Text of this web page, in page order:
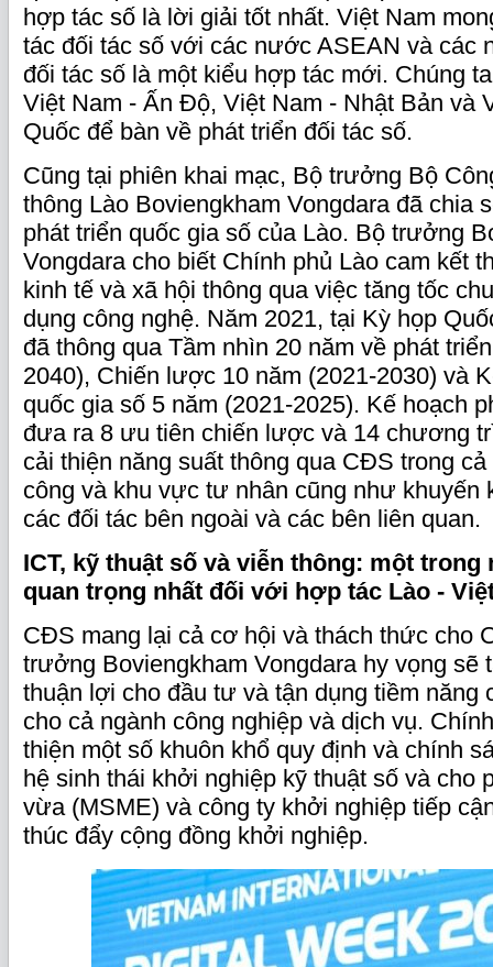
hợp tác số là lời giải tốt nhất. Việt Nam
tác đối tác số với các nước ASEAN và các
đối tác số là một kiểu hợp tác mới. Chúng
Việt Nam - Ấn Độ, Việt Nam - Nhật Bản và
Quốc để bàn về phát triển đối tác số.
Cũng tại phiên khai mạc, Bộ trưởng Bộ
thông Lào Boviengkham Vongdara đã chia
phát triển quốc gia số của Lào. Bộ trưởng
Vongdara cho biết Chính phủ Lào cam kết
kinh tế và xã hội thông qua việc tăng tốc
dụng công nghệ. Năm 2021, tại Kỳ họp
đã thông qua Tầm nhìn 20 năm về phát
2040), Chiến lược 10 năm (2021-2030) và
quốc gia số 5 năm (2021-2025). Kế hoạch
đưa ra 8 ưu tiên chiến lược và 14 chương
cải thiện năng suất thông qua CĐS trong
công và khu vực tư nhân cũng như khuyến
các đối tác bên ngoài và các bên liên quan.
ICT, kỹ thuật số và viễn thông: một
quan trọng nhất đối với hợp tác Lào -
CĐS mang lại cả cơ hội và thách thức cho
trưởng Boviengkham Vongdara hy vọng sẽ
thuận lợi cho đầu tư và tận dụng tiềm năng
cho cả ngành công nghiệp và dịch vụ.
thiện một số khuôn khổ quy định và chính
hệ sinh thái khởi nghiệp kỹ thuật số và cho
vừa (MSME) và công ty khởi nghiệp tiếp
thúc đẩy cộng đồng khởi nghiệp.